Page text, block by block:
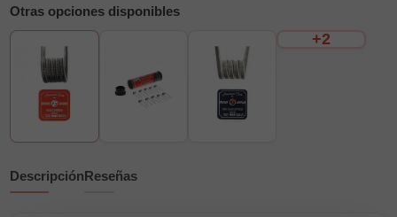
Otras opciones disponibles
+2
DescripciónReseñas